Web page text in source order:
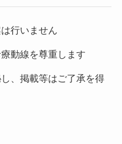
行いません
動線を尊重します
、掲載等はご了承を得